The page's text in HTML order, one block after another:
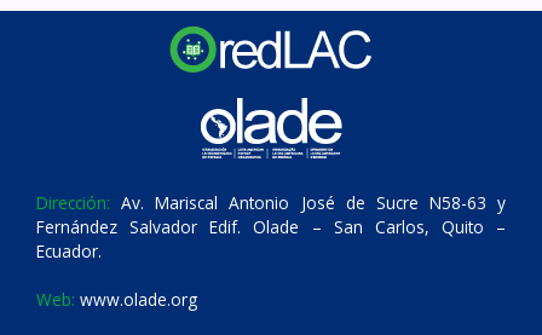
Dirección: Av. Mariscal Antonio José de Sucre N58-63 y
Fernández Salvador Edif. Olade – San Carlos, Quito –
Ecuador.
Web: www.olade.org